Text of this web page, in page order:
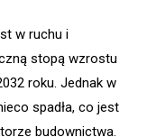
w ruchu i
stopą wzrostu
roku. Jednak w
spadła, co jest
budownictwa.